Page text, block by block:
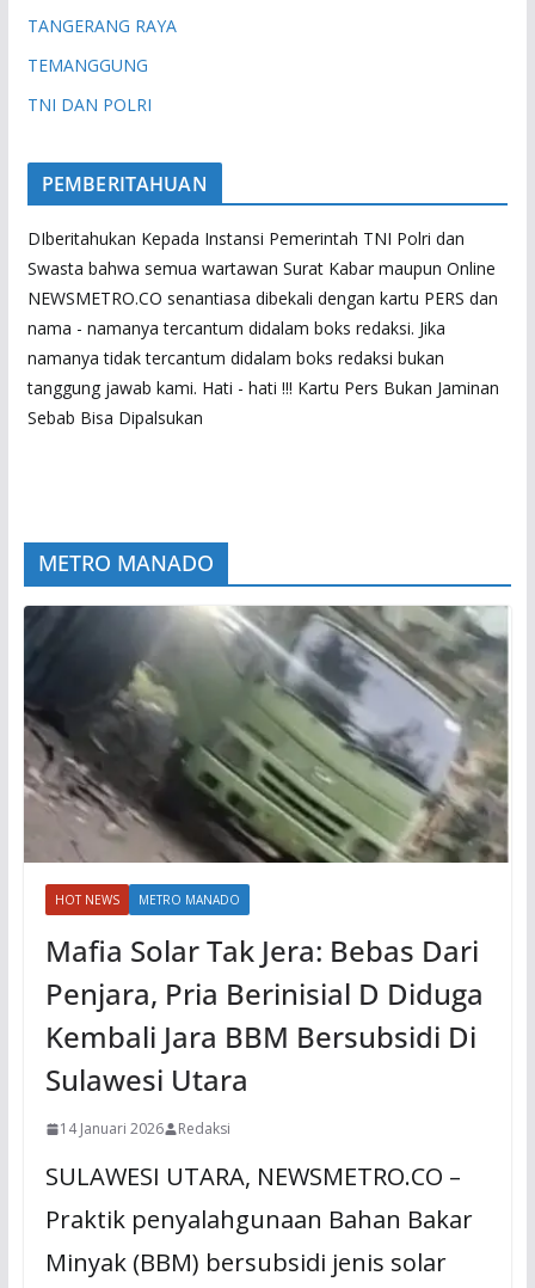
TANGERANG RAYA
TEMANGGUNG
TNI DAN POLRI
PEMBERITAHUAN
DIberitahukan Kepada Instansi Pemerintah TNI Polri dan
Swasta bahwa semua wartawan Surat Kabar maupun Online
NEWSMETRO.CO senantiasa dibekali dengan kartu PERS dan
nama - namanya tercantum didalam boks redaksi. Jika
namanya tidak tercantum didalam boks redaksi bukan
tanggung jawab kami. Hati - hati !!! Kartu Pers Bukan Jaminan
Sebab Bisa Dipalsukan
METRO MANADO
HOT NEWS METRO MANADO
Mafia Solar Tak Jera: Bebas Dari
Penjara, Pria Berinisial D Diduga
Kembali Jara BBM Bersubsidi Di
Sulawesi Utara
14 Januari 2026 Redaksi
SULAWESI UTARA, NEWSMETRO.CO –
Praktik penyalahgunaan Bahan Bakar
Minyak (BBM) bersubsidi jenis solar